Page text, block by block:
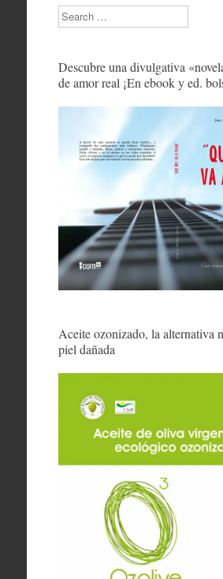
Search
Descubre una divulgativa
de amor real ¡En ebook y ed.
Aceite ozonizado, la alternativa
piel dañada